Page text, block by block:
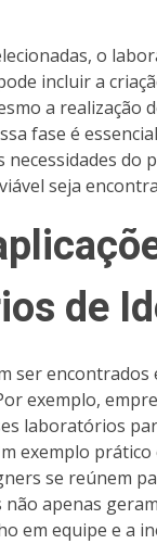
o
incluir a
a realização
fase é
do
seja
de
ser encontrados
exemplo,
laboratórios
exemplo
se reúnem
apenas
em equipe e a